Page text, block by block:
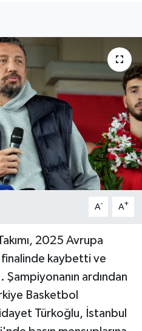
A- A+
2025 Avrupa
finalinde kaybetti ve
Şampiyonanın ardından
Basketbol
Türkoğlu, İstanbul